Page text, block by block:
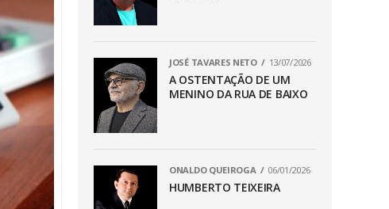
JOSÉ TAVARES NETO 13/07/2026
A OSTENTAÇÃO DE UM
MENINO DA RUA DE BAIXO
ONALDO QUEIROGA 06/01/2026
HUMBERTO TEIXEIRA